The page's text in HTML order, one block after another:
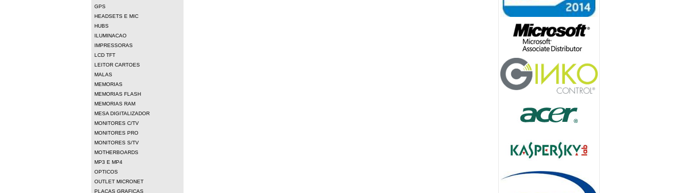
GPS
HEADSETS E MIC
HUBS
ILUMINACAO
IMPRESSORAS
LCD TFT
LEITOR CARTOES
MALAS
MEMORIAS
MEMORIAS FLASH
MEMORIAS RAM
MESA DIGITALIZADOR
MONITORES C/TV
MONITORES PRO
MONITORES S/TV
MOTHERBOARDS
MP3 E MP4
OPTICOS
OUTLET MICRONET
PLACAS GRAFICAS